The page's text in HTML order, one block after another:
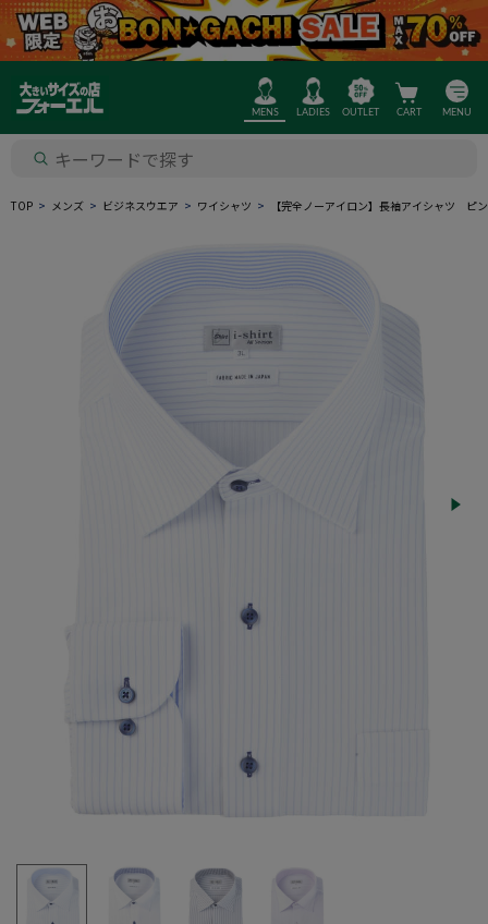
MENS LADIES OUTLET CART MENU
TOP メンズ ビジネスウエア ワイシャツ 【完全ノーアイロン】長袖アイシャツ